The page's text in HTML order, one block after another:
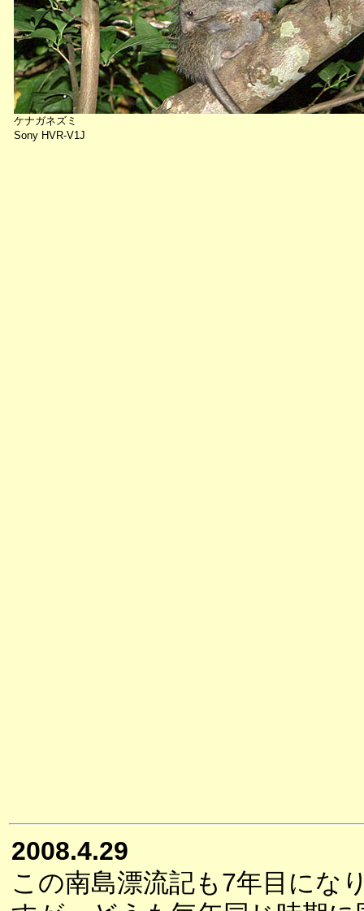
ケナガネズミ
Sony HVR-V1J
2008.4.29
この南島漂流記も7年目にな